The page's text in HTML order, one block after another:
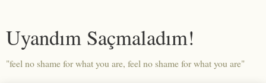
Uyandım Saçmaladım!
"feel no shame for what you are, feel no shame for what you are"